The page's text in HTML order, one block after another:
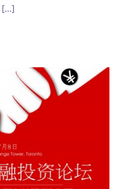
[…]